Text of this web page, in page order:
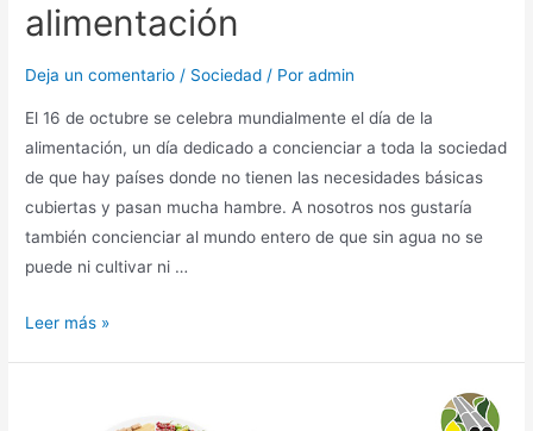
alimentación
Deja un comentario / Sociedad / Poradmin
El 16 de octubre se celebra mundialmente el día de la
alimentación, un día dedicado a concienciar a toda la sociedad
de que hay países donde no tienen las necesidades básicas
cubiertas y pasan mucha hambre. A nosotros nos gustaría
también concienciar al mundo entero de que sin agua no se
puede ni cultivar ni …
Leer más »